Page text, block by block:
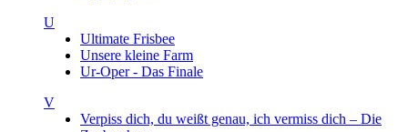
U
Ultimate Frisbee
Unsere kleine Farm
Ur-Oper - Das Finale
V
Verpiss dich, du weißt genau, ich vermiss dich – Die